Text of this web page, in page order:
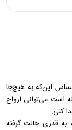
این‌که به هیچ‌جا
است می‌توانی ارواح
کنی.
به قدری حالت گرفته